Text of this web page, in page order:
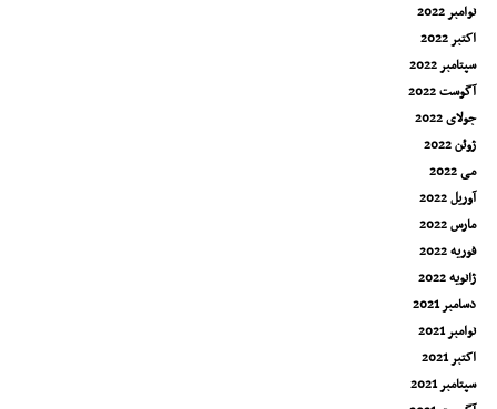
نوامبر 2022
اکتبر 2022
سپتامبر 2022
آگوست 2022
جولای 2022
ژوئن 2022
می 2022
آوریل 2022
مارس 2022
فوریه 2022
ژانویه 2022
دسامبر 2021
نوامبر 2021
اکتبر 2021
سپتامبر 2021